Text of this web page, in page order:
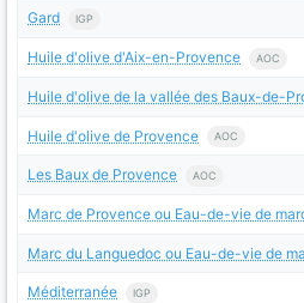
Gard IGP
Huile d'olive d'Aix-en-Provence AOC
Huile d'olive de la vallée des Baux-de-
Huile d'olive de Provence AOC
Les Baux de Provence AOC
Marc de Provence ou Eau-de-vie de
Marc du Languedoc ou Eau-de-vie de
Méditerranée IGP